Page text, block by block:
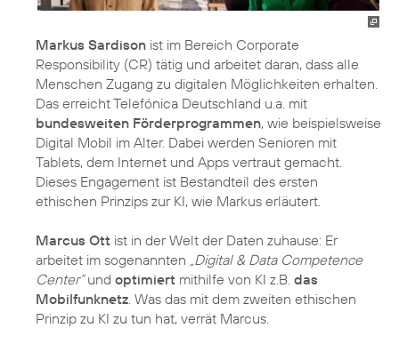
Markus Sardison ist im Bereich Corporate
Responsibility (CR) tätig und arbeitet daran, dass alle
Menschen Zugang zu digitalen Möglichkeiten erhalten.
Das erreicht Telefónica Deutschland u.a. mit
bundesweiten Förderprogrammen, wie beispielsweise
Digital Mobil im Alter. Dabei werden Senioren mit
Tablets, dem Internet und Apps vertraut gemacht.
Dieses Engagement ist Bestandteil des ersten
ethischen Prinzips zur KI, wie Markus erläutert.
Marcus Ott ist in der Welt der Daten zuhause: Er
arbeitet im sogenannten „Digital & Data Competence
Center“und optimiert mithilfe von KI z.B. das
Mobilfunknetz. Was das mit dem zweiten ethischen
Prinzip zu KI zu tun hat, verrät Marcus.